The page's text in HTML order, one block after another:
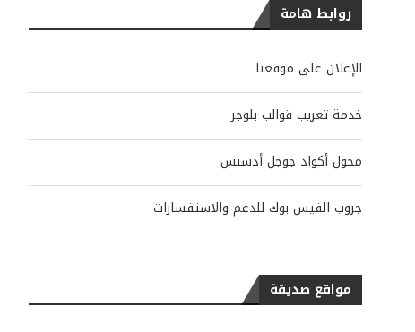
روابط هامة
الإعلان على موقعنا
خدمة تعريب قوالب بلوجر
محول أكواد جوجل أدسنس
جروب الفيس بوك للدعم والاستفسارات
مواقع صديقة